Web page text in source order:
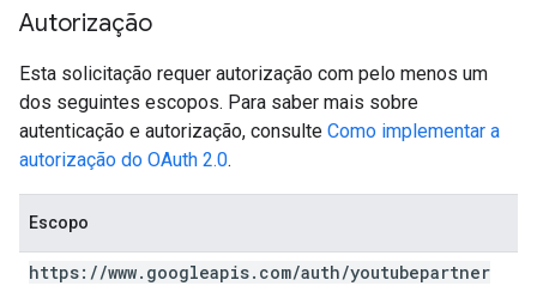
Autorização
Esta solicitação requer autorização com pelo menos um
dos seguintes escopos. Para saber mais sobre
autenticação e autorização, consulte Como implementar a
autorização do OAuth 2.0.
Escopo
https: //www. googleapis. com/auth/youtubepartner